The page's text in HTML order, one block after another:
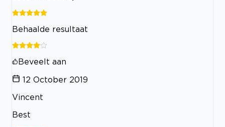
Behaalde resultaat
Beveelt aan
12 October 2019
Vincent
Best